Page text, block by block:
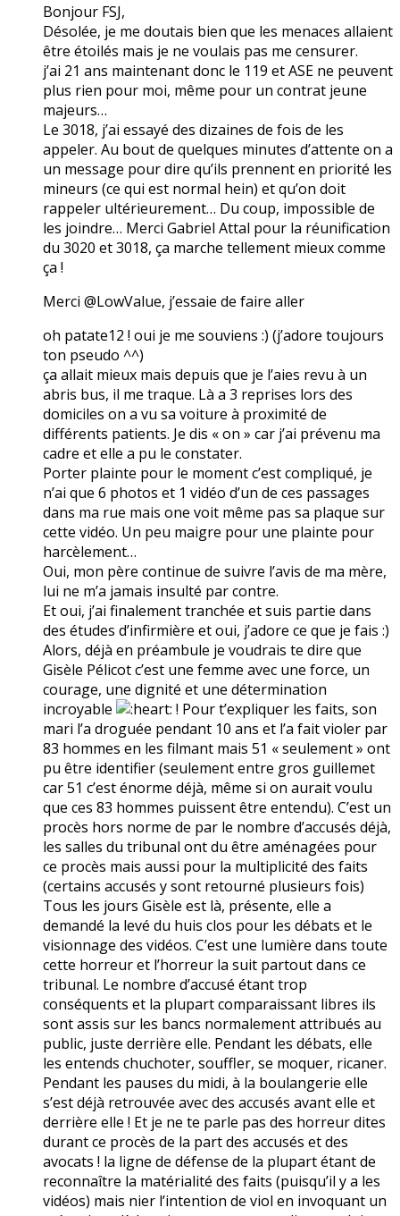
Bonjour FSJ,
Désolée, je me doutais bien que les menaces allaient
être étoilés mais je ne voulais pas me censurer.
j’ai 21 ans maintenant donc le 119 et ASE ne peuvent
plus rien pour moi, même pour un contrat jeune
majeurs…
Le 3018, j’ai essayé des dizaines de fois de les
appeler. Au bout de quelques minutes d’attente on a
un message pour dire qu’ils prennent en priorité les
mineurs (ce qui est normal hein) et qu’on doit
rappeler ultérieurement… Du coup, impossible de
les joindre… Merci Gabriel Attal pour la réunification
du 3020 et 3018, ça marche tellement mieux comme
ça !
Merci @LowValue, j’essaie de faire aller
oh patate12 ! oui je me souviens :) (j’adore toujours
ton pseudo ^^)
ça allait mieux mais depuis que je l’aies revu à un
abris bus, il me traque. Là a 3 reprises lors des
domiciles on a vu sa voiture à proximité de
différents patients. Je dis « on » car j’ai prévenu ma
cadre et elle a pu le constater.
Porter plainte pour le moment c’est compliqué, je
n’ai que 6 photos et 1 vidéo d’un de ces passages
dans ma rue mais one voit même pas sa plaque sur
cette vidéo. Un peu maigre pour une plainte pour
harcèlement…
Oui, mon père continue de suivre l’avis de ma mère,
lui ne m’a jamais insulté par contre.
Et oui, j’ai finalement tranchée et suis partie dans
des études d’infirmière et oui, j’adore ce que je fais :)
Alors, déjà en préambule je voudrais te dire que
Gisèle Pélicot c’est une femme avec une force, un
courage, une dignité et une détermination
incroyable
! Pour t’expliquer les faits, son
mari l’a droguée pendant 10 ans et l’a fait violer par
83 hommes en les filmant mais 51 « seulement » ont
pu être identifier (seulement entre gros guillemet
car 51 c’est énorme déjà, même si on aurait voulu
que ces 83 hommes puissent être entendu). C’est un
procès hors norme de par le nombre d’accusés déjà,
les salles du tribunal ont du être aménagées pour
ce procès mais aussi pour la multiplicité des faits
(certains accusés y sont retourné plusieurs fois)
Tous les jours Gisèle est là, présente, elle a
demandé la levé du huis clos pour les débats et le
visionnage des vidéos. C’est une lumière dans toute
cette horreur et l’horreur la suit partout dans ce
tribunal. Le nombre d’accusé étant trop
conséquents et la plupart comparaissant libres ils
sont assis sur les bancs normalement attribués au
public, juste derrière elle. Pendant les débats, elle
les entends chuchoter, souffler, se moquer, ricaner.
Pendant les pauses du midi, à la boulangerie elle
s’est déjà retrouvée avec des accusés avant elle et
derrière elle ! Et je ne te parle pas des horreur dites
durant ce procès de la part des accusés et des
avocats ! la ligne de défense de la plupart étant de
reconnaître la matérialité des faits (puisqu’il y a les
vidéos) mais nier l’intention de viol en invoquant un